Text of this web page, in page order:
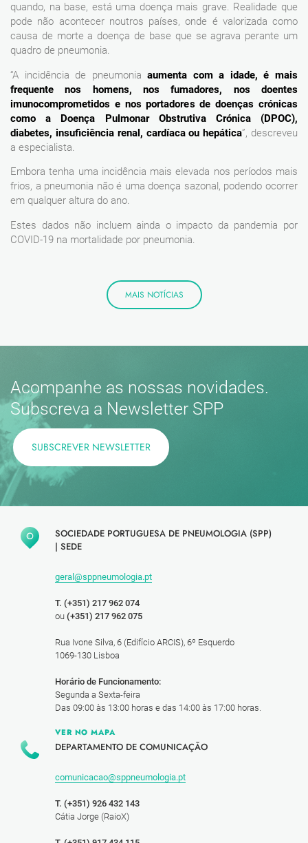
quando, na base, está uma doença mais grave. Realidade que
pode não acontecer noutros países, onde é valorizada como
causa de morte a doença de base que se agrava perante um
quadro de pneumonia.
“A incidência de pneumoniaaumenta com a idade, é mais
frequente nos homens, nos fumadores, nos doentes
imunocomprometidos e nos portadores de doenças crónicas
como a Doença Pulmonar Obstrutiva Crónica (DPOC),
diabetes, insuficiência renal, cardíaca ou hepática”, descreveu
a especialista.
Embora tenha uma incidência mais elevada nos períodos mais
frios, a pneumonia não é uma doença sazonal, podendo ocorrer
em qualquer altura do ano.
Estes dados não incluem ainda o impacto da pandemia por
COVID-19 na mortalidade por pneumonia.
MAIS NOTÍCIAS
Acompanhe as nossas novidades.
Subscreva a Newsletter SPP
SUBSCREVER NEWSLETTER
SOCIEDADE PORTUGUESA DE PNEUMOLOGIA (SPP)
| SEDE
geral@sppneumologia.pt
T. (+351) 217 962 074
ou (+351) 217 962 075
Rua Ivone Silva, 6 (Edifício ARCIS), 6º Esquerdo
1069-130 Lisboa
Horário de Funcionamento:
Segunda a Sexta-feira
Das 09:00 às 13:00 horas e das 14:00 às 17:00 horas.
VER NO MAPA
DEPARTAMENTO DE COMUNICAÇÃO
comunicacao@sppneumologia.pt
T. (+351) 926 432 143
Cátia Jorge (RaioX)